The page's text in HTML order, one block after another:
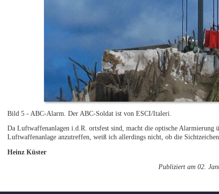
Bild 5 - ABC-Alarm. Der ABC-Soldat ist von ESCI/Italeri.
Da Luftwaffenanlagen i.d.R. ortsfest sind, macht die optische Alarmierung
Luftwaffenanlage anzutreffen, weiß ich allerdings nicht, ob die
Heinz Küster
Publiziert am 02.